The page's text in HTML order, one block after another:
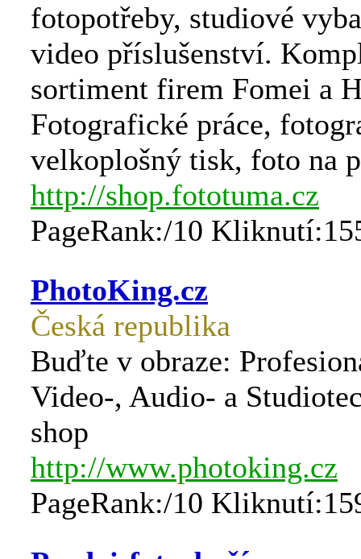
fotopotřeby, studiové
video příslušenství.
sortiment firem Fomei a
Fotografické práce,
velkoplošný tisk, foto na
http://shop.fototuma.cz
PageRank:/10
PhotoKing.cz
Česká republika
Buďte v obraze:
Video-, Audio- a
shop
http://www.photoking.cz
PageRank:/10